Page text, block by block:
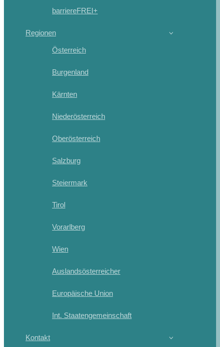
barriereFREI+
Regionen
Österreich
Burgenland
Kärnten
Niederösterreich
Oberösterreich
Salzburg
Steiermark
Tirol
Vorarlberg
Wien
Auslandsösterreicher
Europäische Union
Int. Staatengemeinschaft
Kontakt